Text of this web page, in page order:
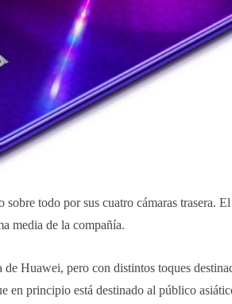
todo por sus cuatro cámaras trasera.
media de la compañía.
Huawei, pero con distintos toques
en principio está destinado al público